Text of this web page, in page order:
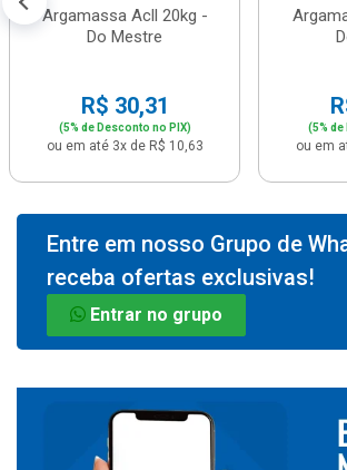
Argamassa Acll 20kg -
Do Mestre
R$ 30,31
(5% de Desconto no PIX)
ou em até 3x de R$ 10,63
(5%
ou em
Entre em nosso Grupo de
receba ofertas exclusivas!
Entrar no grupo